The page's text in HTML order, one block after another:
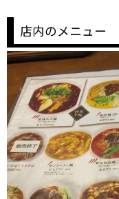
店内のメニュー